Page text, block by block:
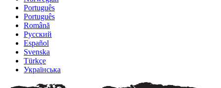
Português
Português
Română
Русский
Español
Svenska
Türkçe
Українська